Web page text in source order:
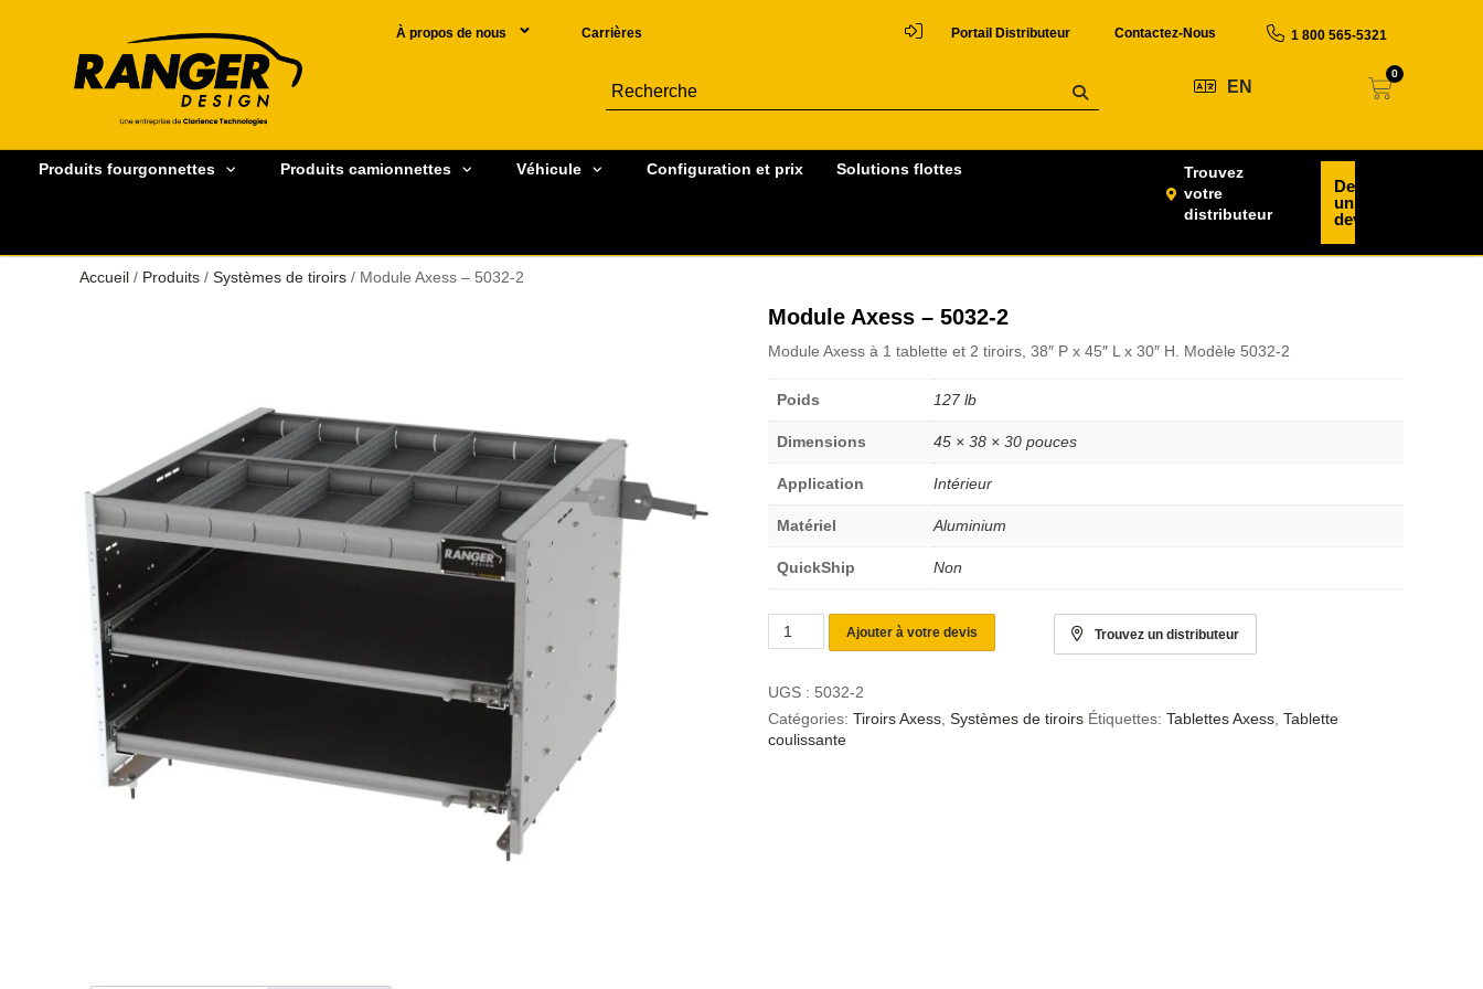
À propos de nous Carrières Portail Distributeur Contactez-Nous 1 800 565-5321
EN
0
Produits fourgonnettes Produits camionnettes Véhicule Configuration et prix Solutions flottes
Trouvez
votre
distributeur
Demander
un
devis
Accueil / Produits / Systèmes de tiroirs / Module Axess – 5032-2
Module Axess – 5032-2
Module Axess à 1 tablette et 2 tiroirs, 38″ P x 45″ L x 30″ H. Modèle 5032-2
Poids 127 lb
Dimensions 45 × 38 × 30 pouces
Application Intérieur
Matériel Aluminium
QuickShip Non
Ajouter à votre devis Trouvez un distributeur
UGS : 5032-2
Catégories: Tiroirs Axess Systèmes de tiroirs Étiquettes: Tablettes Axess Tablette
coulissante